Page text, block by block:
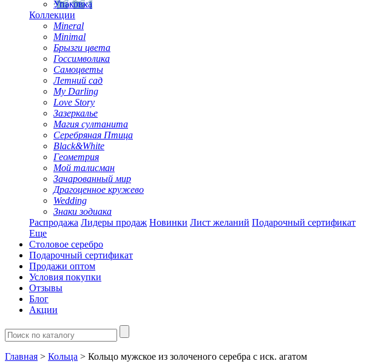
Упаковка
Коллекции
Mineral
Minimal
Брызги цвета
Госсимволика
Самоцветы
Летний сад
My Darling
Love Story
Зазеркалье
Магия султанита
Серебряная Птица
Black&White
Геометрия
Мой талисман
Зачарованный мир
Драгоценное кружево
Wedding
Знаки зодиака
Распродажа Лидеры продаж Новинки Лист желаний Подарочный сертификат
Еще
Столовое серебро
Подарочный сертификат
Продажи оптом
Условия покупки
Отзывы
Блог
Акции
Главная > Кольца > Кольцо мужское из золоченого серебра с иск. агатом